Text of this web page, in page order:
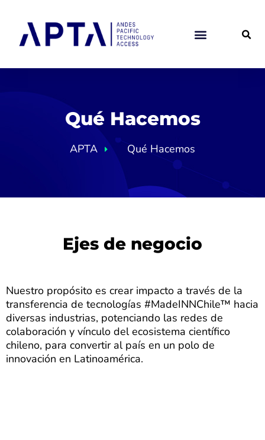
contenido
Qué Hacemos
APTA Qué Hacemos
Ejes de negocio
Nuestro propósito es crear impacto a través de la
transferencia de tecnologías #MadeINNChile™ hacia
diversas industrias, potenciando las redes de
colaboración y vínculo del ecosistema científico
chileno, para convertir al país en un polo de
innovación en Latinoamérica.